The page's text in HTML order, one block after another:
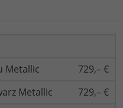
Metallic 729,– €
Metallic 729,– €